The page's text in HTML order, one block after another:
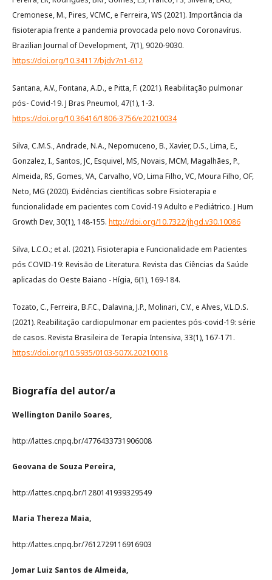
Cremonese, M., Pires, VCMC, e Ferreira, WS (2021). Importância da
fisioterapia frente a pandemia provocada pelo novo Coronavírus.
Brazilian Journal of Development, 7(1), 9020-9030.
https://doi.org/10.34117/bjdv7n1-612
Santana, A.V., Fontana, A.D., e Pitta, F. (2021). Reabilitação pulmonar
pós- Covid-19. J Bras Pneumol, 47(1), 1-3.
https://doi.org/10.36416/1806-3756/e20210034
Silva, C.M.S., Andrade, N.A., Nepomuceno, B., Xavier, D.S., Lima, E.,
Gonzalez, I., Santos, JC, Esquivel, MS, Novais, MCM, Magalhães, P.,
Almeida, RS, Gomes, VA, Carvalho, VO, Lima Filho, VC, Moura Filho, OF,
Neto, MG (2020). Evidências científicas sobre Fisioterapia e
funcionalidade em pacientes com Covid-19 Adulto e Pediátrico. J Hum
Growth Dev, 30(1), 148-155. http://doi.org/10.7322/jhgd.v30.10086
Silva, L.C.O.; et al. (2021). Fisioterapia e Funcionalidade em Pacientes
pós COVID-19: Revisão de Literatura. Revista das Ciências da Saúde
aplicadas do Oeste Baiano - Hígia, 6(1), 169-184.
Tozato, C., Ferreira, B.F.C., Dalavina, J.P., Molinari, C.V., e Alves, V.L.D.S.
(2021). Reabilitação cardiopulmonar em pacientes pós-covid-19: série
de casos. Revista Brasileira de Terapia Intensiva, 33(1), 167-171.
https://doi.org/10.5935/0103-507X.20210018
Biografía del autor/a
Wellington Danilo Soares,
http://lattes.cnpq.br/4776433731906008
Geovana de Souza Pereira,
http://lattes.cnpq.br/1280141939329549
Maria Thereza Maia,
http://lattes.cnpq.br/7612729116916903
Jomar Luiz Santos de Almeida,